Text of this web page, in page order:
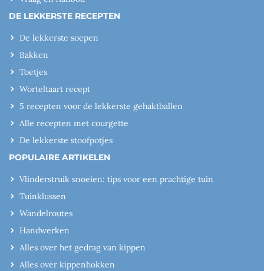
DE LEKKERSTE RECEPTEN
De lekkerste soepen
Bakken
Toetjes
Worteltaart recept
5 recepten voor de lekkerste gehaktballen
Alle recepten met courgette
De lekkerste stoofpotjes
POPULAIRE ARTIKELEN
Vlinderstruik snoeien: tips voor een prachtige tuin
Tuinklussen
Wandelroutes
Handwerken
Alles over het gedrag van kippen
Alles over kippenhokken